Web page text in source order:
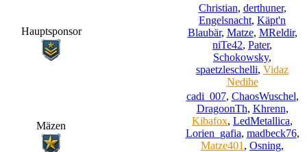
Hauptsponsor
Christian, derthuner,
Engelsnacht, Käpt'n
Blaubär, Matze, MReldir,
niTe42, Pater,
Schokowsky,
spaetzleschelli, Vidaz
Nedihe
Mäzen
cadi_007, ChaosWuschel,
DragoonTh, Khrenn,
Kibafox, LedMetallica,
Lorien_gafia, madbeck76,
Matze401 , Osning,